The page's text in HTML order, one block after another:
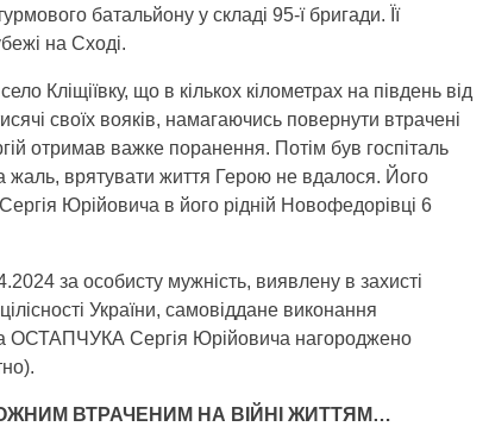
батальйону у складі 95-ї бригади. Її
на Сході.
Кліщіївку, що в кількох кілометрах на південь від
своїх вояків, намагаючись повернути втрачені
отримав важке поранення. Потім був госпіталь
жаль, врятувати життя Герою не вдалося. Його
Юрійовича в його рідній Новофедорівці 6
за особисту мужність, виявлену в захисті
України, самовіддане виконання
ОСТАПЧУКА Сергія Юрійовича нагороджено
ВТРАЧЕНИМ НА ВІЙНІ ЖИТТЯМ…